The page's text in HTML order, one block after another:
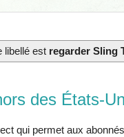
libellé est regarder Sling
des États-
qui permet aux